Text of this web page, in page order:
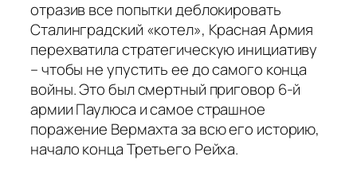
отразив все попытки деблокировать
Сталинградский «котел», Красная Армия
перехватила стратегическую инициативу
– чтобы не упустить ее до самого конца
войны. Это был смертный приговор 6-й
армии Паулюса и самое страшное
поражение Вермахта за всю его историю,
начало конца Третьего Рейха.